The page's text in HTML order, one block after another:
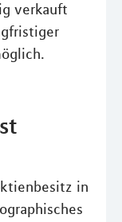
verkauft
in